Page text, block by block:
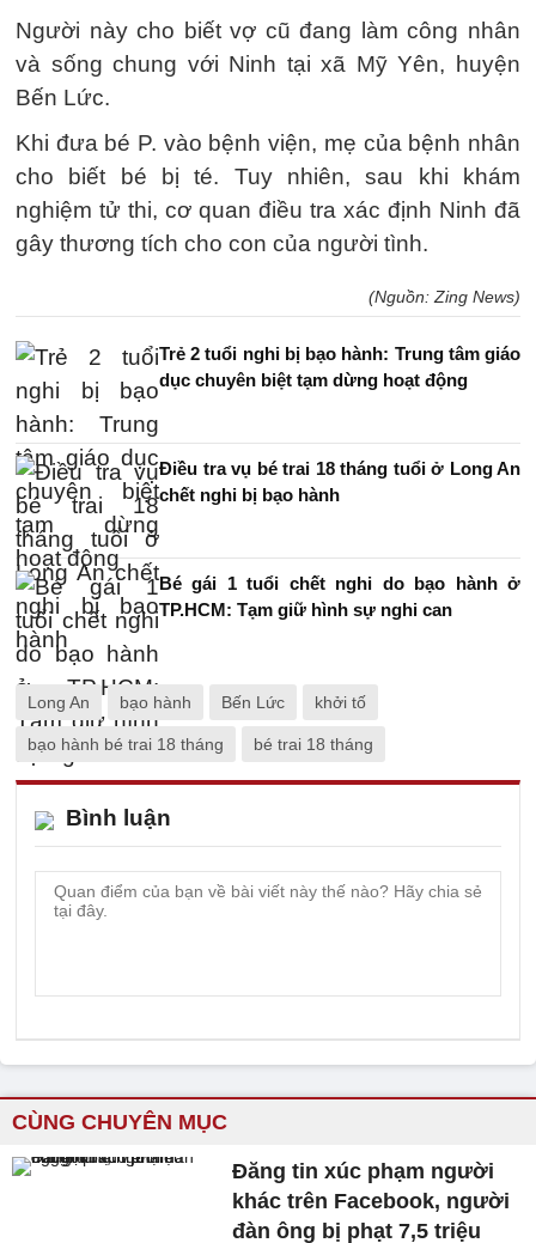
Người này cho biết vợ cũ đang làm công nhân
và sống chung với Ninh tại xã Mỹ Yên, huyện
Bến Lức.
Khi đưa bé P. vào bệnh viện, mẹ của bệnh nhân
cho biết bé bị té. Tuy nhiên, sau khi khám
nghiệm tử thi, cơ quan điều tra xác định Ninh đã
gây thương tích cho con của người tình.
(Nguồn: Zing News)
Trẻ 2 tuổi nghi bị bạo hành: Trung tâm giáo
dục chuyên biệt tạm dừng hoạt động
Điều tra vụ bé trai 18 tháng tuổi ở Long An
chết nghi bị bạo hành
Bé gái 1 tuổi chết nghi do bạo hành ở
TP.HCM: Tạm giữ hình sự nghi can
Long An bạo hành Bến Lức khởi tố
bạo hành bé trai 18 tháng bé trai 18 tháng
Bình luận
CÙNG CHUYÊN MỤC
Đăng tin xúc phạm người
khác trên Facebook, người
đàn ông bị phạt 7,5 triệu